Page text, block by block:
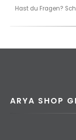
Hast du Fragen?
ARYA SHOP